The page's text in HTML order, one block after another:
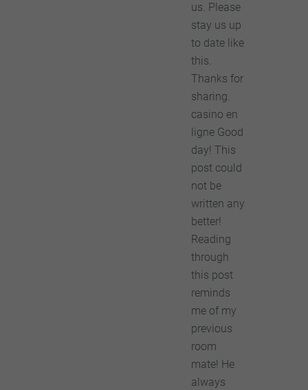
us. Please
stay us up
to date like
this.
Thanks for
sharing.
casino en
ligne Good
day! This
post could
not be
written any
better!
Reading
through
this post
reminds
me of my
previous
room
mate! He
always